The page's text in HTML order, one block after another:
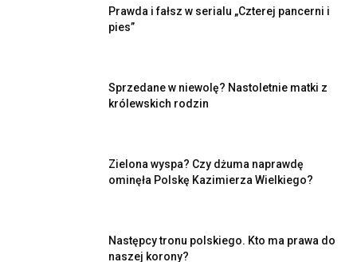
Prawda i fałsz w serialu „Czterej pancerni i
pies”
Sprzedane w niewolę? Nastoletnie matki z
królewskich rodzin
Zielona wyspa? Czy dżuma naprawdę
ominęła Polskę Kazimierza Wielkiego?
Następcy tronu polskiego. Kto ma prawa do
naszej korony?